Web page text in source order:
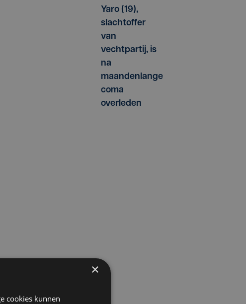
Yaro (19),
slachtoffer
van
vechtpartij, is
na
maandenlange
coma
overleden
×
cookies kunnen